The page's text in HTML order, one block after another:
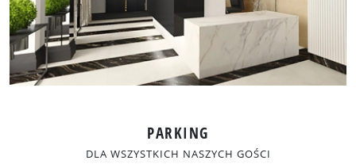
PARKING
DLA WSZYSTKICH NASZYCH GOŚCI